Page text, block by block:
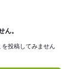
ん。
投稿してみません